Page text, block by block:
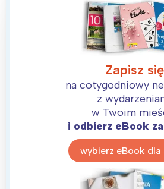
Zapisz się
na cotygodniowy
z
w Twoim
i odbierz eBook
wybierz eBook dla
tego
Warszawa
Wybieram